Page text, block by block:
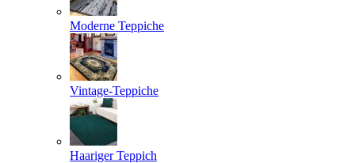
Moderne Teppiche
Vintage-Teppiche
Haariger Teppich